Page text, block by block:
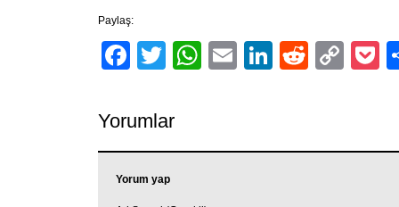
Paylaş:
Facebook
TwitterWhatsApp
EmailLinkedIn
Reddit
Yorumlar
Yorum yap